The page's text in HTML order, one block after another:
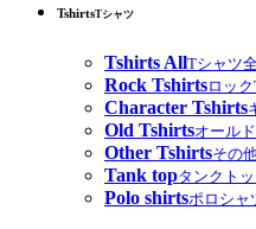
TshirtsTシャツ
Tshirts AllTシャツ
Rock Tshirtsロッ
Character Tshirts
Old Tshirtsオール
Other Tshirtsその
Tank topタンクト
Polo shirtsポロシャ